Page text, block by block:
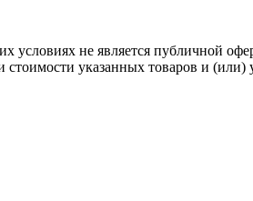
не является публичной
указанных товаров и (или)